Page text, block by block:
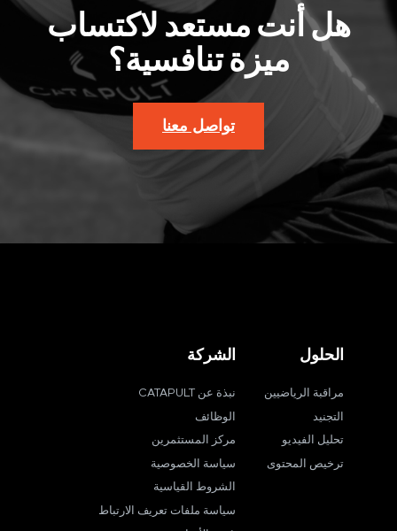
هل أنت مستعد لاكتساب
ميزة تنافسية؟
تواصل معنا
الحلول
مراقبة الرياضيين
التجنيد
تحليل الفيديو
ترخيص المحتوى
الشركة
نبذة عن CATAPULT
الوظائف
مركز المستثمرين
سياسة الخصوصية
الشروط القياسية
سياسة ملفات تعريف الارتباط